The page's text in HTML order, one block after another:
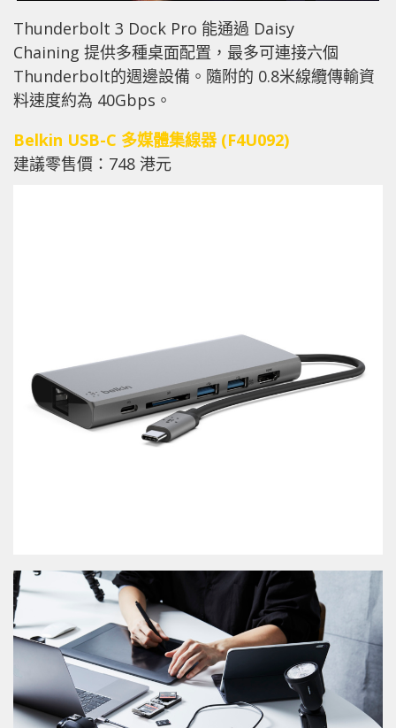
Thunderbolt 3 Dock Pro 能通過 Daisy
Chaining 提供多種桌面配置，最多可連接六個
Thunderbolt的週邊設備。隨附的 0.8米線纜傳輸資
料速度約為 40Gbps。
Belkin USB-C 多媒體集線器 (F4U092)
建議零售價：748 港元